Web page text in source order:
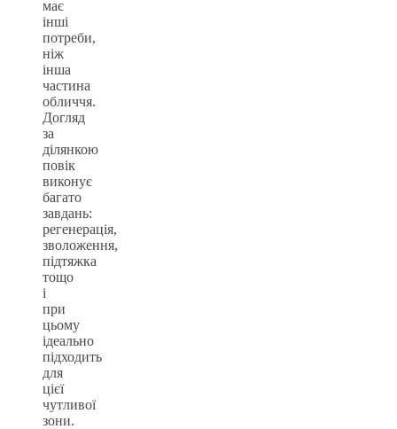
має
інші
потреби,
ніж
інша
частина
обличчя.
Догляд
за
ділянкою
повік
виконує
багато
завдань:
регенерація,
зволоження,
підтяжка
тощо
і
при
цьому
ідеально
підходить
для
цієї
чутливої
зони.